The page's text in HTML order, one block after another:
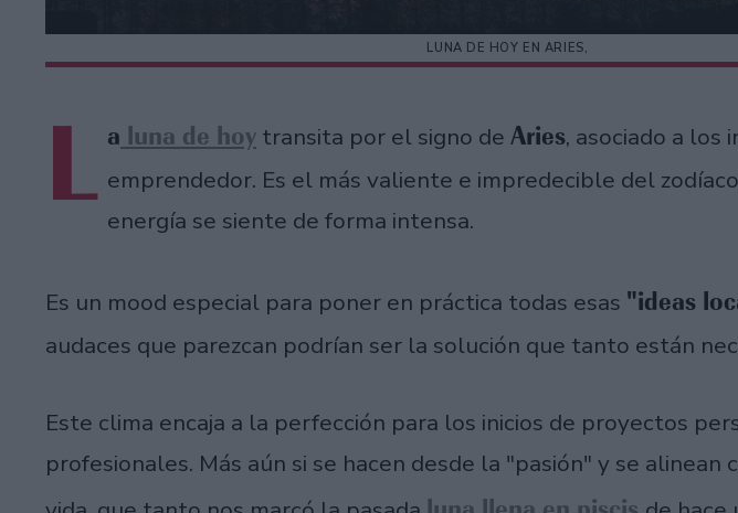
LUNA DE HOY EN ARIES,
L a luna de hoy transita por el signo de Aries, asociado a los
emprendedor. Es el más valiente e impredecible del
energía se siente de forma intensa.
Es un mood especial para poner en práctica todas esas "ideas
audaces que parezcan podrían ser la solución que tanto están
Este clima encaja a la perfección para los inicios de proyectos
profesionales. Más aún si se hacen desde la "pasión" y se alinean